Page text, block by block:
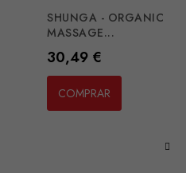
SHUNGA - ORGANIC
MASSAGE...
Preço
30,49 €
COMPRAR